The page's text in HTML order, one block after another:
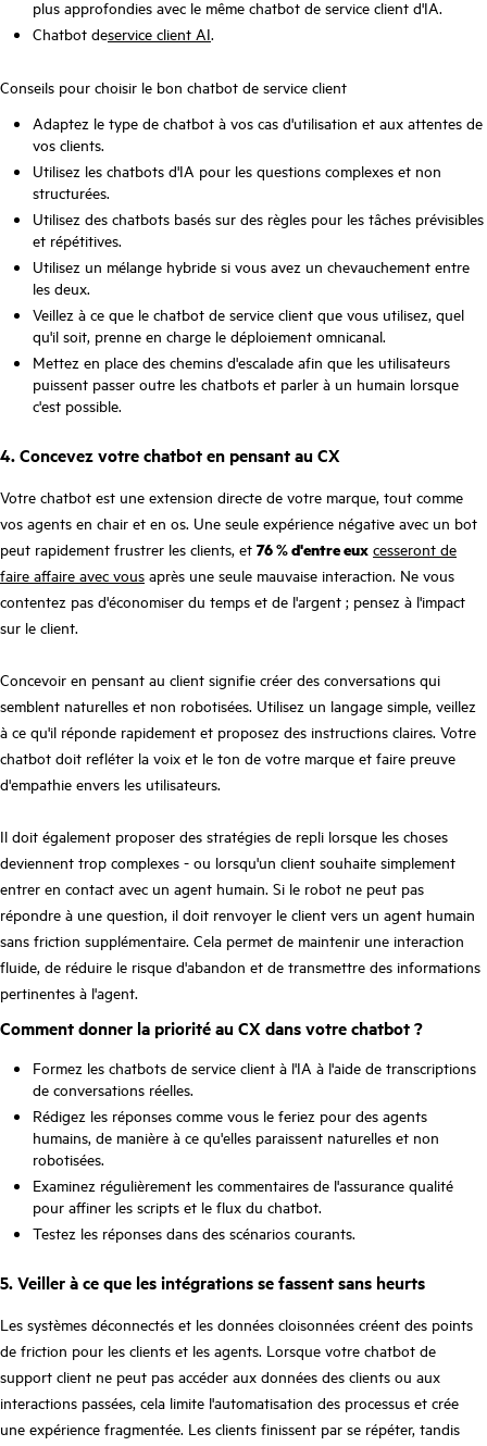
plus approfondies avec le même chatbot de service client d'IA.
Chatbot deservice client AI.
Conseils pour choisir le bon chatbot de service client
Adaptez le type de chatbot à vos cas d'utilisation et aux attentes de
vos clients.
Utilisez les chatbots d'IA pour les questions complexes et non
structurées.
Utilisez des chatbots basés sur des règles pour les tâches prévisibles
et répétitives.
Utilisez un mélange hybride si vous avez un chevauchement entre
les deux.
Veillez à ce que le chatbot de service client que vous utilisez, quel
qu'il soit, prenne en charge le déploiement omnicanal.
Mettez en place des chemins d'escalade afin que les utilisateurs
puissent passer outre les chatbots et parler à un humain lorsque
c'est possible.
4. Concevez votre chatbot en pensant au CX
Votre chatbot est une extension directe de votre marque, tout comme
vos agents en chair et en os. Une seule expérience négative avec un bot
peut rapidement frustrer les clients, et 76 % d'entre eux cesseront de
faire affaire avec vous après une seule mauvaise interaction. Ne vous
contentez pas d'économiser du temps et de l'argent ; pensez à l'impact
sur le client.
Concevoir en pensant au client signifie créer des conversations qui
semblent naturelles et non robotisées. Utilisez un langage simple, veillez
à ce qu'il réponde rapidement et proposez des instructions claires. Votre
chatbot doit refléter la voix et le ton de votre marque et faire preuve
d'empathie envers les utilisateurs.
Il doit également proposer des stratégies de repli lorsque les choses
deviennent trop complexes - ou lorsqu'un client souhaite simplement
entrer en contact avec un agent humain. Si le robot ne peut pas
répondre à une question, il doit renvoyer le client vers un agent humain
sans friction supplémentaire. Cela permet de maintenir une interaction
fluide, de réduire le risque d'abandon et de transmettre des informations
pertinentes à l'agent.
Comment donner la priorité au CX dans votre chatbot ?
Formez les chatbots de service client à l'IA à l'aide de transcriptions
de conversations réelles.
Rédigez les réponses comme vous le feriez pour des agents
humains, de manière à ce qu'elles paraissent naturelles et non
robotisées.
Examinez régulièrement les commentaires de l'assurance qualité
pour affiner les scripts et le flux du chatbot.
Testez les réponses dans des scénarios courants.
5. Veiller à ce que les intégrations se fassent sans heurts
Les systèmes déconnectés et les données cloisonnées créent des points
de friction pour les clients et les agents. Lorsque votre chatbot de
support client ne peut pas accéder aux données des clients ou aux
interactions passées, cela limite l'automatisation des processus et crée
une expérience fragmentée. Les clients finissent par se répéter, tandis